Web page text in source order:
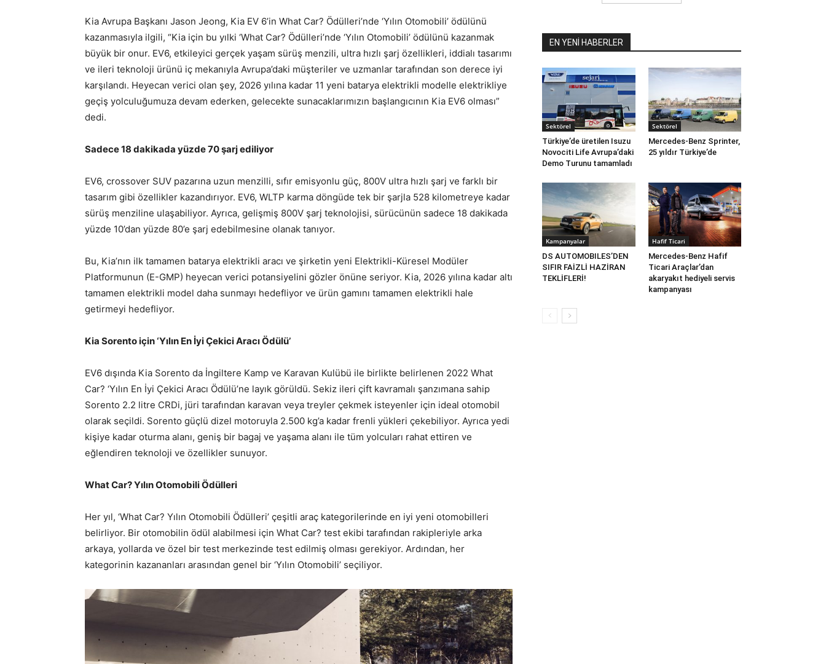
Kia Avrupa Başkanı Jason Jeong, Kia EV 6’in What Car? Ödülleri’nde ‘Yılın Otomobili’ ödülünü
kazanmasıyla ilgili, “Kia için bu yılki ‘What Car? Ödülleri’nde ‘Yılın Otomobili’ ödülünü kazanmak
büyük bir onur. EV6, etkileyici gerçek yaşam sürüş menzili, ultra hızlı şarj özellikleri, iddialı tasarımı
ve ileri teknoloji ürünü iç mekanıyla Avrupa’daki müşteriler ve uzmanlar tarafından son derece iyi
karşılandı. Heyecan verici olan şey, 2026 yılına kadar 11 yeni batarya elektrikli modelle elektrikliye
geçiş yolculuğumuza devam ederken, gelecekte sunacaklarımızın başlangıcının Kia EV6 olması”
dedi.
Sadece 18 dakikada yüzde 70 şarj ediliyor
EV6, crossover SUV pazarına uzun menzilli, sıfır emisyonlu güç, 800V ultra hızlı şarj ve farklı bir
tasarım gibi özellikler kazandırıyor. EV6, WLTP karma döngüde tek bir şarjla 528 kilometreye kadar
sürüş menziline ulaşabiliyor. Ayrıca, gelişmiş 800V şarj teknolojisi, sürücünün sadece 18 dakikada
yüzde 10’dan yüzde 80’e şarj edebilmesine olanak tanıyor.
Bu, Kia’nın ilk tamamen batarya elektrikli aracı ve şirketin yeni Elektrikli-Küresel Modüler
Platformunun (E-GMP) heyecan verici potansiyelini gözler önüne seriyor. Kia, 2026 yılına kadar altı
tamamen elektrikli model daha sunmayı hedefliyor ve ürün gamını tamamen elektrikli hale
getirmeyi hedefliyor.
Kia Sorento için ‘Yılın En İyi Çekici Aracı Ödülü’
EV6 dışında Kia Sorento da İngiltere Kamp ve Karavan Kulübü ile birlikte belirlenen 2022 What
Car? ‘Yılın En İyi Çekici Aracı Ödülü’ne layık görüldü. Sekiz ileri çift kavramalı şanzımana sahip
Sorento 2.2 litre CRDi, jüri tarafından karavan veya treyler çekmek isteyenler için ideal otomobil
olarak seçildi. Sorento güçlü dizel motoruyla 2.500 kg’a kadar frenli yükleri çekebiliyor. Ayrıca yedi
kişiye kadar oturma alanı, geniş bir bagaj ve yaşama alanı ile tüm yolcuları rahat ettiren ve
eğlendiren teknoloji ve özellikler sunuyor.
What Car? Yılın Otomobili Ödülleri
Her yıl, ‘What Car? Yılın Otomobili Ödülleri’ çeşitli araç kategorilerinde en iyi yeni otomobilleri
belirliyor. Bir otomobilin ödül alabilmesi için What Car? test ekibi tarafından rakipleriyle arka
arkaya, yollarda ve özel bir test merkezinde test edilmiş olması gerekiyor. Ardından, her
kategorinin kazananları arasından genel bir ‘Yılın Otomobili’ seçiliyor.
EN YENİ HABERLER
Sektörel
Türkiye’de üretilen Isuzu
Novociti Life Avrupa’daki
Demo Turunu tamamladı
Sektörel
Mercedes-Benz Sprinter,
25 yıldır Türkiye’de
Kampanyalar
DS AUTOMOBILES’DEN
SIFIR FAİZLİ HAZİRAN
TEKLİFLERİ!
Hafif Ticari
Mercedes-Benz Hafif
Ticari Araçlar’dan
akaryakıt hediyeli servis
kampanyası